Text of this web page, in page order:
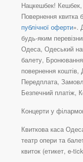
Нацкешбек!
Повернення квитка
публічної оферти».
будь-яким
Одеса, Одеський
балету,
повернення
Передплата,
Безпечний платіж,
Концерти у
Квиткова каса
театр опери та
квиток (етикет, e-